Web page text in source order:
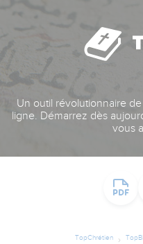
Un outil révolutionnaire
ligne. Démarrez dès
vous
TopChrétien